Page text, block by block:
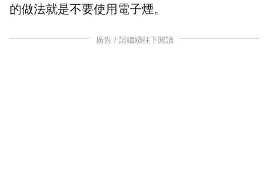
的做法就是不要使用電子煙。
廣告 / 請繼續往下閱讀